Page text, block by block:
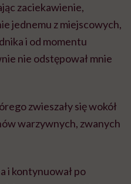
zaciekawienie,
jednemu z miejscowych,
i od momentu
nie odstępował mnie
zwieszały się wokół
warzywnych, zwanych
i kontynuował po